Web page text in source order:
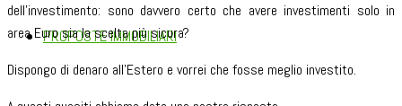
PROPOSTE IMMOBILIARI
dell’investimento: sono davvero certo che avere investimenti solo in
area Euro sia la scelta più sicura?
Dispongo di denaro all’Estero e vorrei che fosse meglio investito.